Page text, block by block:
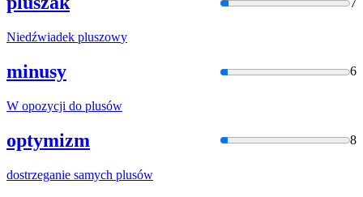
Niedźwiadek pluszowy
minusy 6
W opozycji do plusów
optymizm 8
dostrzeganie samych plusów